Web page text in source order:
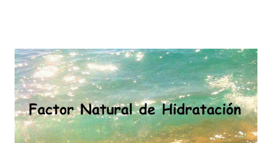
de durezas, que se producen con el roce de los zapatos.
“Obtendrás unos pies suaves todo el año y sin avergonzarte
de lucir pies en verano.” Los pies secos tienden a acumular
más suciedad, cuando vas con las sandalias, se ven los pies
más sucios. Consulta la UREA 10% o UREA 30% según sea tu